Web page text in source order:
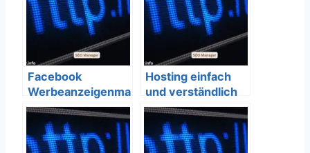
Facebook
Werbeanzeigenma
nager einfach und
verständlich
erklärt – SEO
Hosting einfach
und verständlich
erklärt – SEO
Bedeutung